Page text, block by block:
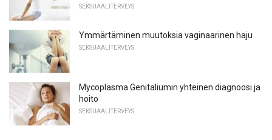
SEKSUAALITERVEYS
Ymmärtäminen muutoksia vaginaarinen haju
SEKSUAALITERVEYS
Mycoplasma Genitaliumin yhteinen diagnoosi ja
hoito
SEKSUAALITERVEYS